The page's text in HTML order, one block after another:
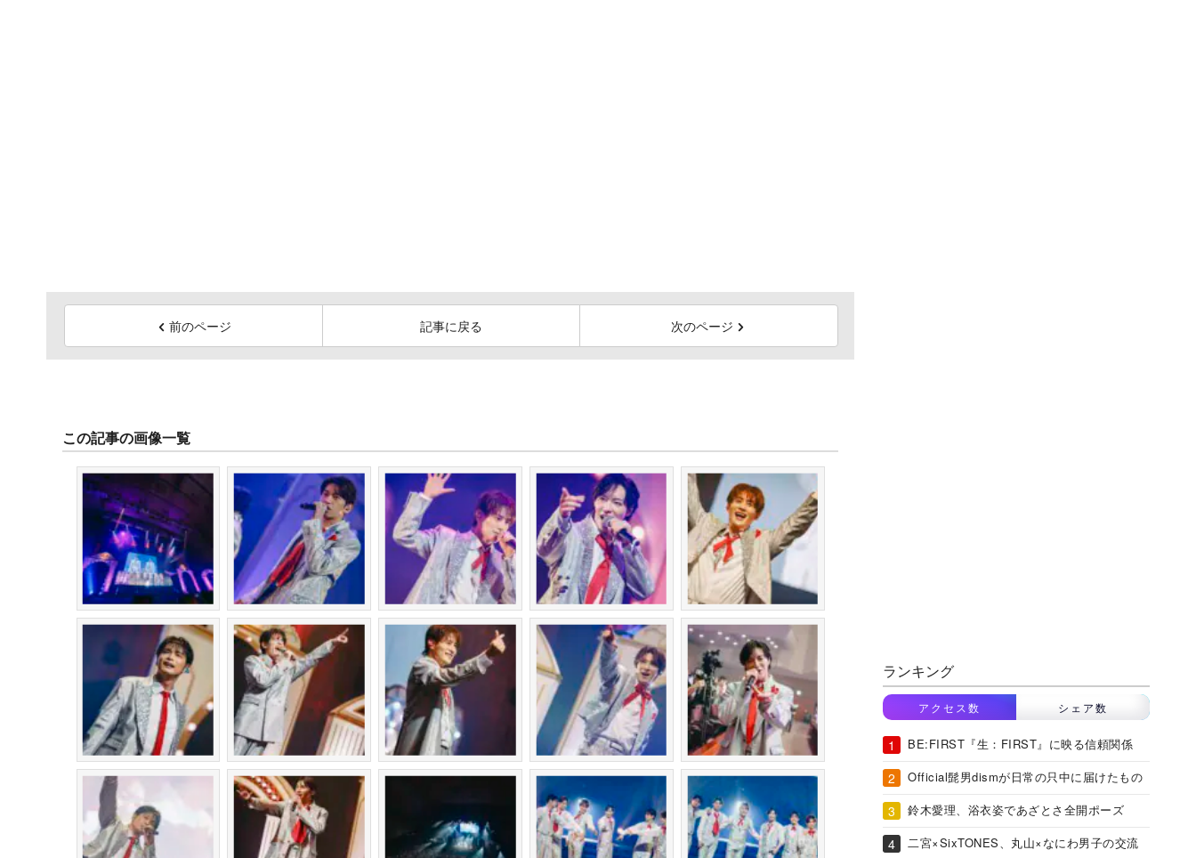
前のページ 記事に戻る 次のページ
この記事の画像一覧
ランキング
アクセス数 シェア数
BE:FIRST『生：FIRST』に映る信頼関係
Official髭男dismが日常の只中に届けたもの
鈴木愛理、浴衣姿であざとさ全開ポーズ
二宮×SixTONES、丸山×なにわ男子の交流